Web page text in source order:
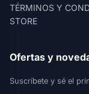
TÉRMINOS Y
STORE
Ofertas y
Suscríbete y sé el